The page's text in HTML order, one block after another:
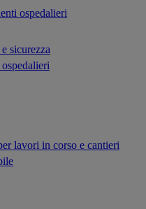
ospedalieri
sicurezza
lavori in corso e cantieri